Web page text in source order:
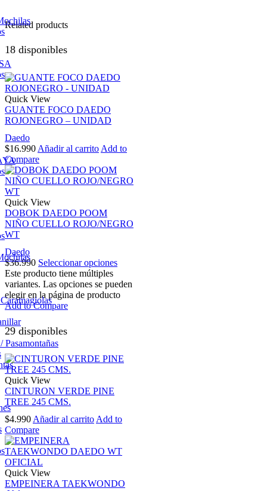
Pasamontañas
Related products
18 disponibles
Quick View
GUANTE FOCO DAEDO
ROJONEGRO – UNIDAD
Daedo
$16.990 Añadir al carrito Add to
Compare
Quick View
DOBOK DAEDO POOM
NIÑO CUELLO ROJO/NEGRO
WT
Daedo
$36.990 Seleccionar opciones
Este producto tiene múltiples
variantes. Las opciones se pueden
elegir en la página de producto
Add to Compare
29 disponibles
Quick View
CINTURON VERDE PINE
TREE 245 CMS.
$4.990 Añadir al carrito Add to
Compare
Quick View
EMPEINERA TAEKWONDO